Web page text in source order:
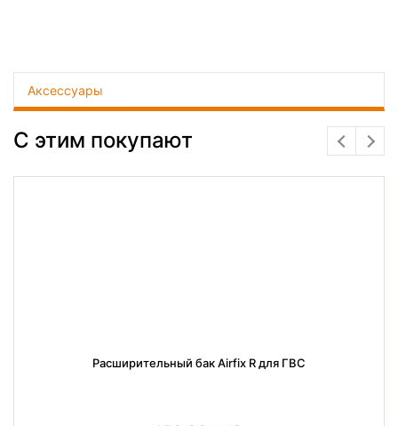
Аксессуары
С этим покупают
Расширительный бак Airfix R для ГВС